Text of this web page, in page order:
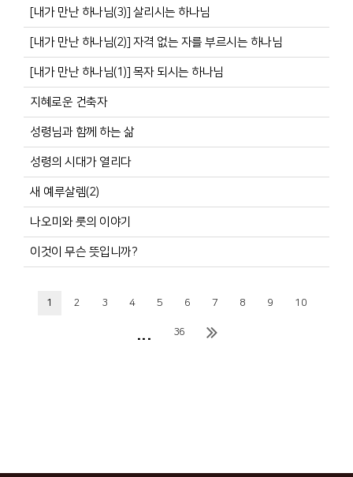
[내가 만난 하나님(3)] 살리시는 하나님
[내가 만난 하나님(2)] 자격 없는 자를 부르시는 하나님
[내가 만난 하나님(1)] 목자 되시는 하나님
지혜로운 건축자
성령님과 함께 하는 삶
성령의 시대가 열리다
새 예루살렘(2)
나오미와 룻의 이야기
이것이 무슨 뜻입니까?
1 2 3 4 5 6 7 8 9 10
... 36